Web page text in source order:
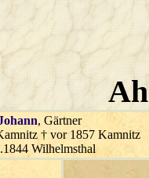
, Gärtner
† vor 1857 Kamnitz
Wilhelmsthal